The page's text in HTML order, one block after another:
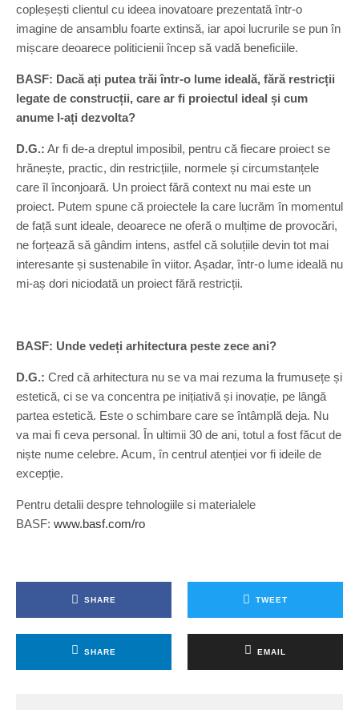
copleșești clientul cu ideea inovatoare prezentată într-o
imagine de ansamblu foarte extinsă, iar apoi lucrurile se pun în
mișcare deoarece politicienii încep să vadă beneficiile.
BASF: Dacă ați putea trăi într-o lume ideală, fără restricții
legate de construcții, care ar fi proiectul ideal și cum
anume l-ați dezvolta?
D.G.: Ar fi de-a dreptul imposibil, pentru că fiecare proiect se
hrănește, practic, din restricțiile, normele și circumstanțele
care îl înconjoară. Un proiect fără context nu mai este un
proiect. Putem spune că proiectele la care lucrăm în momentul
de față sunt ideale, deoarece ne oferă o mulțime de provocări,
ne forțează să gândim intens, astfel că soluțiile devin tot mai
interesante și sustenabile în viitor. Așadar, într-o lume ideală nu
mi-aș dori niciodată un proiect fără restricții.
BASF: Unde vedeți arhitectura peste zece ani?
D.G.: Cred că arhitectura nu se va mai rezuma la frumusețe și
estetică, ci se va concentra pe inițiativă și inovație, pe lângă
partea estetică. Este o schimbare care se întâmplă deja. Nu
va mai fi ceva personal. În ultimii 30 de ani, totul a fost făcut de
niște nume celebre. Acum, în centrul atenției vor fi ideile de
excepție.
Pentru detalii despre tehnologiile si materialele
BASF: www.basf.com/ro
SHARE TWEET
SHARE EMAIL